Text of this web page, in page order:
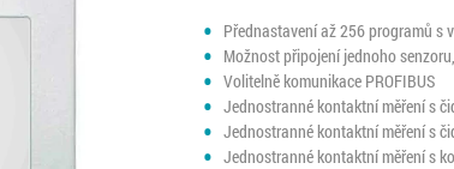
Přednastavení až 256 programů s
Možnost připojení jednoho
Volitelně komunikace PROFIBUS
Jednostranné kontaktní měření s
Jednostranné kontaktní měření s
Jednostranné kontaktní měření s